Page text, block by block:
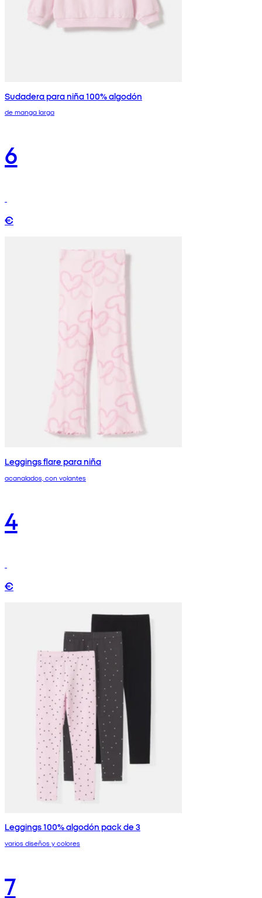
Sudadera para niña 100% algodón
de manga larga
6
€
Leggings flare para niña
acanalados, con volantes
4
€
Leggings 100% algodón pack de 3
varios diseños y colores
7